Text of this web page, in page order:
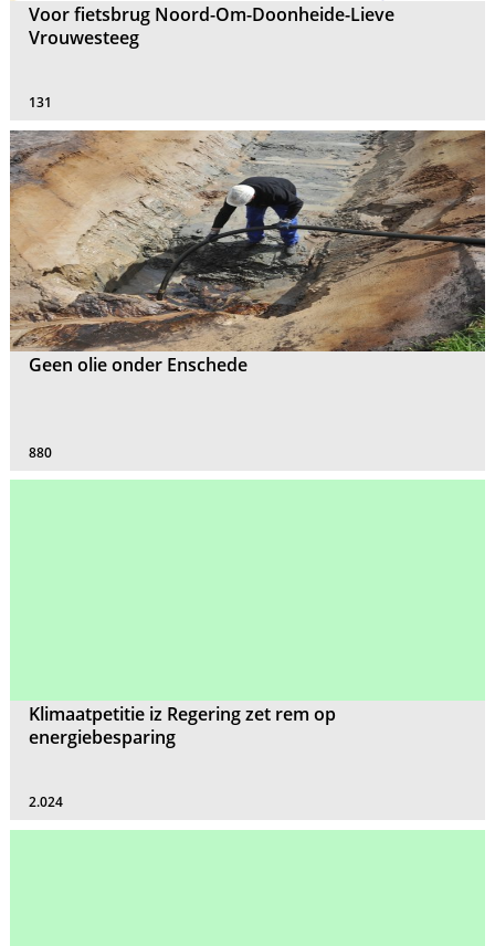
Voor fietsbrug Noord-Om-Doonheide-Lieve
Vrouwesteeg
131
Geen olie onder Enschede
880
Klimaatpetitie iz Regering zet rem op
energiebesparing
2.024